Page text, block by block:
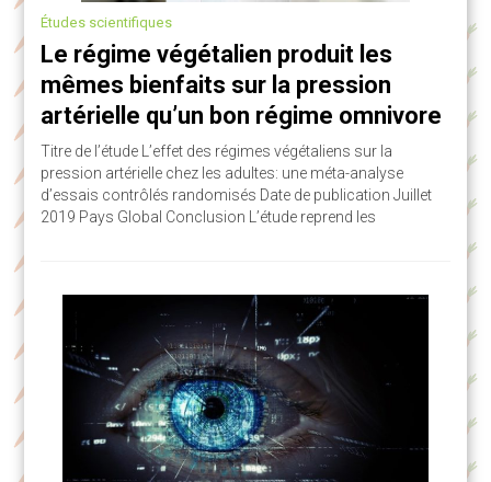
Études scientifiques
Le régime végétalien produit les
mêmes bienfaits sur la pression
artérielle qu’un bon régime omnivore
Titre de l’étude L’effet des régimes végétaliens sur la
pression artérielle chez les adultes: une méta-analyse
d’essais contrôlés randomisés Date de publication Juillet
2019 Pays Global Conclusion L’étude reprend les